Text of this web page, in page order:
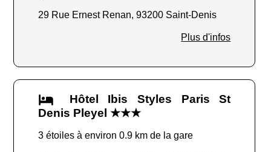
29 Rue Ernest Renan, 93200 Saint-Denis
Plus d'infos
Hôtel Ibis Styles Paris St
Denis Pleyel ★★★
3 étoiles à environ 0.9 km de la gare